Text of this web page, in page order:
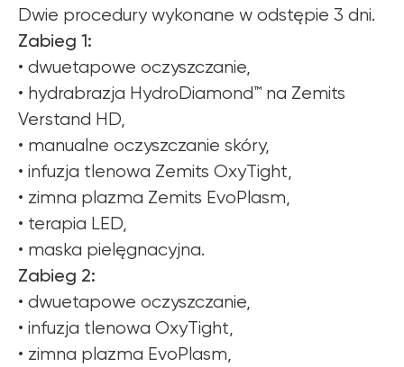
Dwie procedury wykonane w odstępie 3 dni.
Zabieg 1:
• dwuetapowe oczyszczanie,
• hydrabrazja HydroDiamond™ na Zemits
Verstand HD,
• manualne oczyszczanie skóry,
• infuzja tlenowa Zemits OxyTight,
• zimna plazma Zemits EvoPlasm,
• terapia LED,
• maska pielęgnacyjna.
Zabieg 2:
• dwuetapowe oczyszczanie,
• infuzja tlenowa OxyTight,
• zimna plazma EvoPlasm,